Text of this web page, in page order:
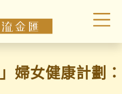
婦女健康計劃：